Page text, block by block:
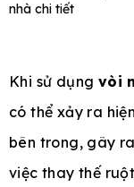
nhà chi tiết
Khi sử dụng vòi
có thể xảy ra
bên trong, gây
việc thay thế